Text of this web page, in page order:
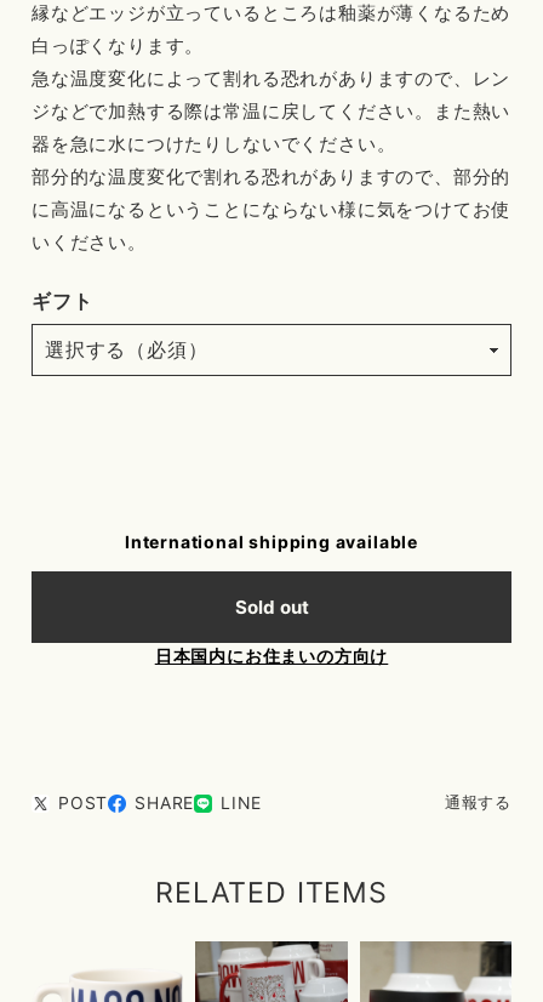
縁などエッジが立っているところは釉薬が薄くなるため
白っぽくなります。
急な温度変化によって割れる恐れがありますので、レン
ジなどで加熱する際は常温に戻してください。また熱い
器を急に水につけたりしないでください。
部分的な温度変化で割れる恐れがありますので、部分的
に高温になるということにならない様に気をつけてお使
いください。
ギフト
International shipping available
Sold out
日本国内にお住まいの方向け
POST SHARE LINE 通報する
RELATED ITEMS